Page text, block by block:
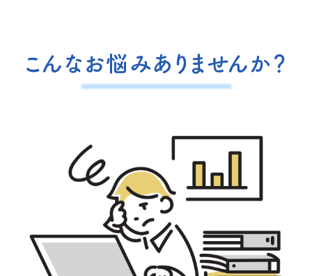
こんなお悩みありませんか？